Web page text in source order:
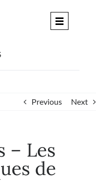
Previous Next
– Les
de